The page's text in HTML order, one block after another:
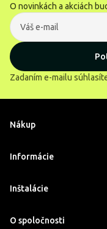
O novinkách a akciách
Zadaním e-mailu
Nákup
Informácie
Inštalácie
O spoločnosti